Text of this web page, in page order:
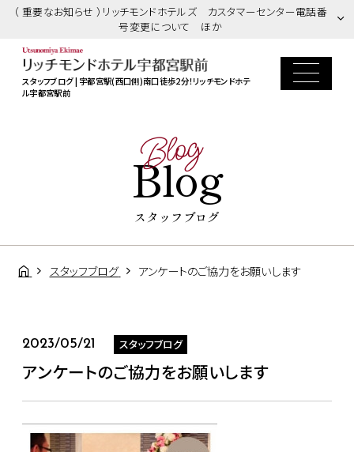
（ 重要なお知らせ ）リッチモンドホテルズ カスタマーセンター電話番
号変更について ほか
スタッフブログ | 宇都宮駅(西口側)南口徒歩2分！リッチモンドホテ
ル宇都宮駅前
Blog
Blog
スタッフブログ
スタッフブログ アンケートのご協力をお願いします
2023/05/21 スタッフブログ
アンケートのご協力をお願いします